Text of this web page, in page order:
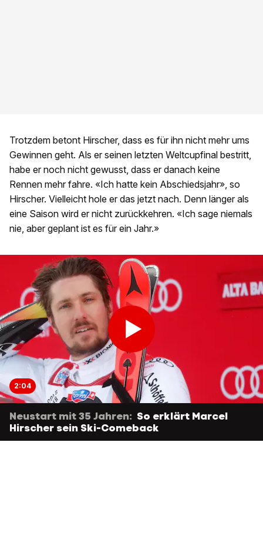
Trotzdem betont Hirscher, dass es für ihn nicht mehr ums
Gewinnen geht. Als er seinen letzten Weltcupfinal bestritt,
habe er noch nicht gewusst, dass er danach keine
Rennen mehr fahre. «Ich hatte kein Abschiedsjahr», so
Hirscher. Vielleicht hole er das jetzt nach. Denn länger als
eine Saison wird er nicht zurückkehren. «Ich sage niemals
nie, aber geplant ist es für ein Jahr.»
2:04
Neustart mit 35 Jahren: So erklärt Marcel
Hirscher sein Ski-Comeback